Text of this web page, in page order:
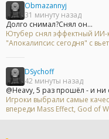
Obmazannyj
31 минуту назад
Долго снимал?Снял он...
Ютубер снял эффектный ИИ-
"Апокалипсис сегодня" с
DSychoff
42 минуты назад
@Heavy, 5 раз прошёл - и ни
Игроки выбрали самые
впереди Mass Effect, God of